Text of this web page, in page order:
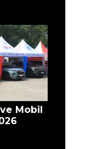
Mobil